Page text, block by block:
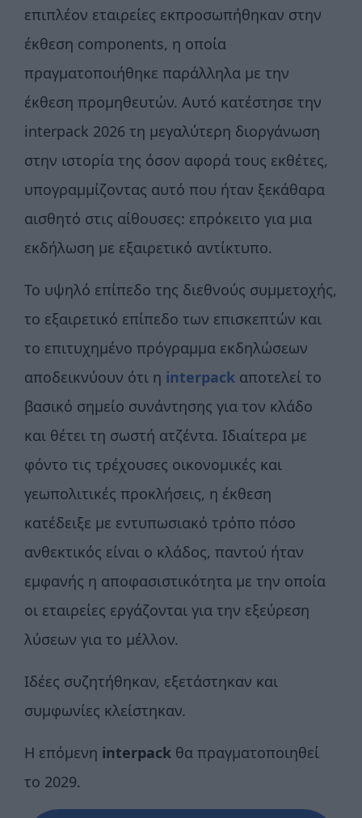
επιπλέον εταιρείες εκπροσωπήθηκαν στην
έκθεση components, η οποία
πραγματοποιήθηκε παράλληλα με την
έκθεση προμηθευτών. Αυτό κατέστησε την
interpack 2026 τη μεγαλύτερη διοργάνωση
στην ιστορία της όσον αφορά τους εκθέτες,
υπογραμμίζοντας αυτό που ήταν ξεκάθαρα
αισθητό στις αίθουσες: επρόκειτο για μια
εκδήλωση με εξαιρετικό αντίκτυπο.
Το υψηλό επίπεδο της διεθνούς συμμετοχής,
το εξαιρετικό επίπεδο των επισκεπτών και
το επιτυχημένο πρόγραμμα εκδηλώσεων
αποδεικνύουν ότι η interpack αποτελεί το
βασικό σημείο συνάντησης για τον κλάδο
και θέτει τη σωστή ατζέντα. Ιδιαίτερα με
φόντο τις τρέχουσες οικονομικές και
γεωπολιτικές προκλήσεις, η έκθεση
κατέδειξε με εντυπωσιακό τρόπο πόσο
ανθεκτικός είναι ο κλάδος, παντού ήταν
εμφανής η αποφασιστικότητα με την οποία
οι εταιρείες εργάζονται για την εξεύρεση
λύσεων για το μέλλον.
Ιδέες συζητήθηκαν, εξετάστηκαν και
συμφωνίες κλείστηκαν.
Η επόμενη interpack θα πραγματοποιηθεί
το 2029.